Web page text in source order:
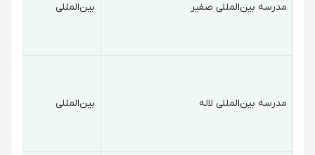
مدرسه بین‌المللی صفیر بین‌المللی
مدرسه بین‌المللی لاله بین‌المللی